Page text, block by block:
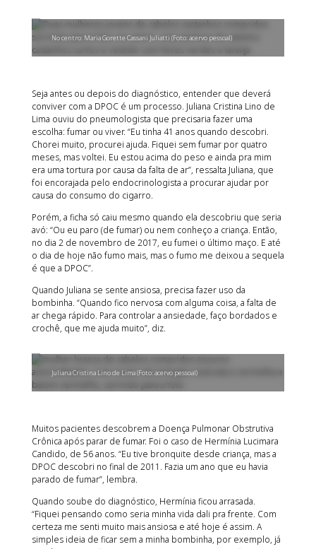
No centro: Maria Gorette Cassani Juliatti (Foto: acervo pessoal)
Seja antes ou depois do diagnóstico, entender que deverá
conviver com a DPOC é um processo. Juliana Cristina Lino de
Lima ouviu do pneumologista que precisaria fazer uma
escolha: fumar ou viver. “Eu tinha 41 anos quando descobri.
Chorei muito, procurei ajuda. Fiquei sem fumar por quatro
meses, mas voltei. Eu estou acima do peso e ainda pra mim
era uma tortura por causa da falta de ar”, ressalta Juliana, que
foi encorajada pelo endocrinologista a procurar ajudar por
causa do consumo do cigarro.
Porém, a ficha só caiu mesmo quando ela descobriu que seria
avó: “Ou eu paro (de fumar) ou nem conheço a criança. Então,
no dia 2 de novembro de 2017, eu fumei o último maço. E até
o dia de hoje não fumo mais, mas o fumo me deixou a sequela
é que a DPOC”.
Quando Juliana se sente ansiosa, precisa fazer uso da
bombinha. “Quando fico nervosa com alguma coisa, a falta de
ar chega rápido. Para controlar a ansiedade, faço bordados e
crochê, que me ajuda muito”, diz.
Juliana Cristina Lino de Lima (Foto: acervo pessoal)
Muitos pacientes descobrem a Doença Pulmonar Obstrutiva
Crônica após parar de fumar. Foi o caso de Hermínia Lucimara
Candido, de 56 anos. “Eu tive bronquite desde criança, mas a
DPOC descobri no final de 2011. Fazia um ano que eu havia
parado de fumar”, lembra.
Quando soube do diagnóstico, Hermínia ficou arrasada.
“Fiquei pensando como seria minha vida dali pra frente. Com
certeza me senti muito mais ansiosa e até hoje é assim. A
simples ideia de ficar sem a minha bombinha, por exemplo, já